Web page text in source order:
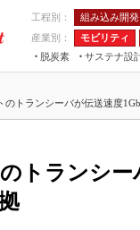
工程別： 組み込み開発
産業別：
モビリティ
脱炭素
サステナ設
る工場
AI×設備保全
トランシーバが伝送速度
トランシー